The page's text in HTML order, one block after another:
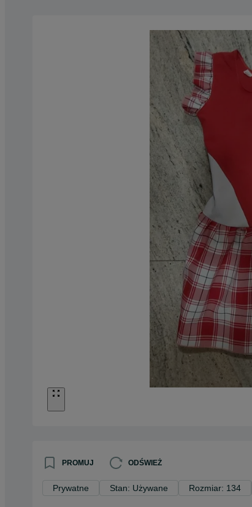
PROMUJ ODŚWIEŻ
Prywatne Stan: Używane Rozmiar: 134